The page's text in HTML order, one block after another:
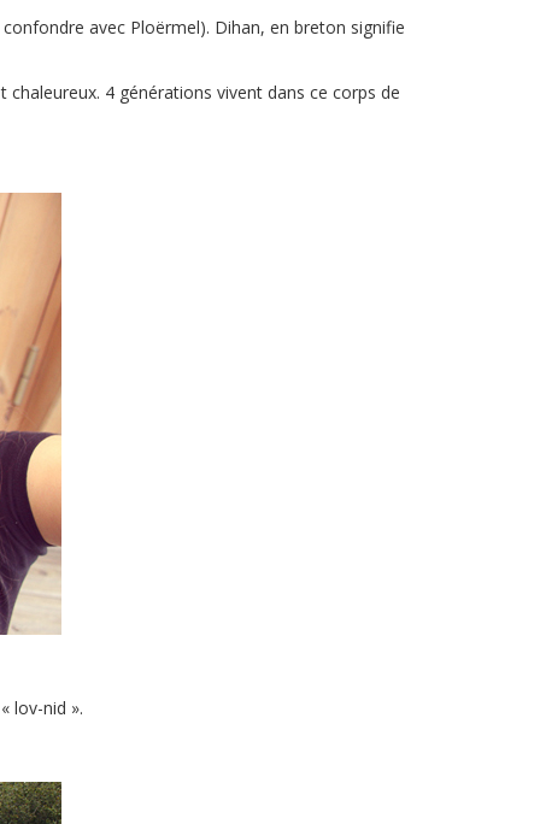
avec Ploërmel). Dihan, en breton signifie
4 générations vivent dans ce corps de
lov-nid ».